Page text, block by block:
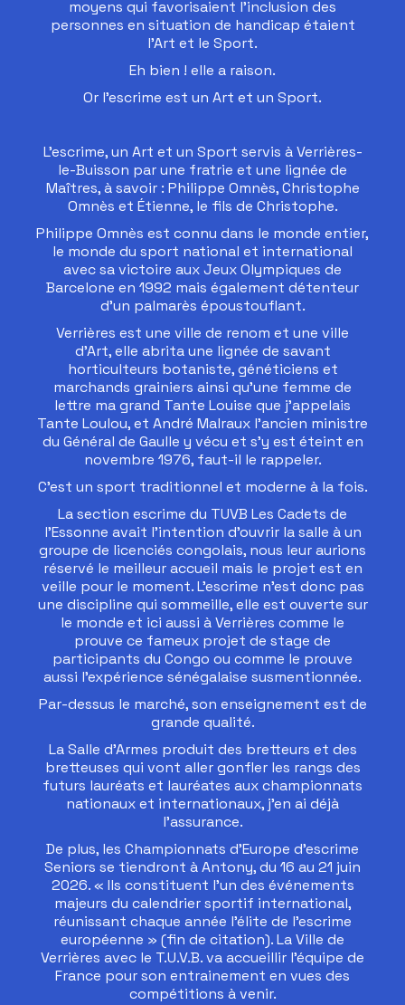
moyens qui favorisaient l’inclusion des
personnes en situation de handicap étaient
l’Art et le Sport.
Eh bien ! elle a raison.
Or l’escrime est un Art et un Sport.
L’escrime, un Art et un Sport servis à Verrières-
le-Buisson par une fratrie et une lignée de
Maîtres, à savoir : Philippe Omnès, Christophe
Omnès et Étienne, le fils de Christophe.
Philippe Omnès est connu dans le monde entier,
le monde du sport national et international
avec sa victoire aux Jeux Olympiques de
Barcelone en 1992 mais également détenteur
d’un palmarès époustouflant.
Verrières est une ville de renom et une ville
d’Art, elle abrita une lignée de savant
horticulteurs botaniste, généticiens et
marchands grainiers ainsi qu’une femme de
lettre ma grand Tante Louise que j’appelais
Tante Loulou, et André Malraux l’ancien ministre
du Général de Gaulle y vécu et s’y est éteint en
novembre 1976, faut-il le rappeler.
C’est un sport traditionnel et moderne à la fois.
La section escrime du TUVB Les Cadets de
l’Essonne avait l’intention d’ouvrir la salle à un
groupe de licenciés congolais, nous leur aurions
réservé le meilleur accueil mais le projet est en
veille pour le moment. L’escrime n’est donc pas
une discipline qui sommeille, elle est ouverte sur
le monde et ici aussi à Verrières comme le
prouve ce fameux projet de stage de
participants du Congo ou comme le prouve
aussi l’expérience sénégalaise susmentionnée.
Par-dessus le marché, son enseignement est de
grande qualité.
La Salle d’Armes produit des bretteurs et des
bretteuses qui vont aller gonfler les rangs des
futurs lauréats et lauréates aux championnats
nationaux et internationaux, j’en ai déjà
l’assurance.
De plus, les Championnats d’Europe d’escrime
Seniors se tiendront à Antony, du 16 au 21 juin
2026. « Ils constituent l’un des événements
majeurs du calendrier sportif international,
réunissant chaque année l’élite de l’escrime
européenne » (fin de citation). La Ville de
Verrières avec le T.U.V.B. va accueillir l’équipe de
France pour son entrainement en vues des
compétitions à venir.